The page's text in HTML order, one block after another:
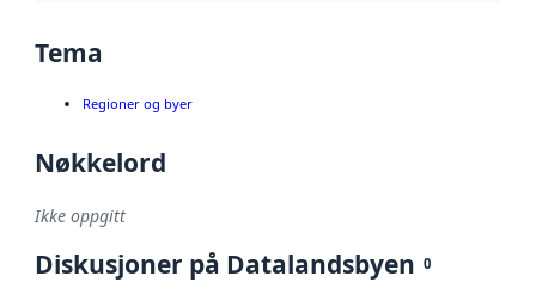
Tema
Regioner og byer
Nøkkelord
Ikke oppgitt
Diskusjoner på Datalandsbyen 0